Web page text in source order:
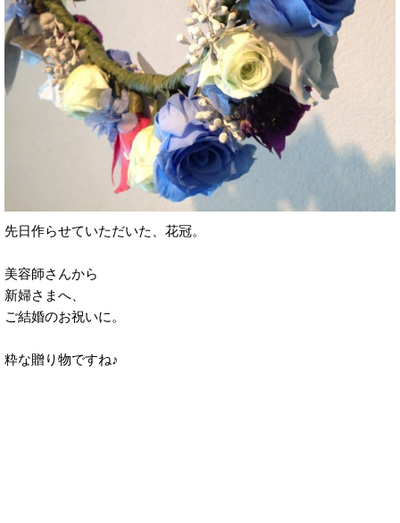
先日作らせていただいた、花冠。
美容師さんから
新婦さまへ、
ご結婚のお祝いに。
粋な贈り物ですね♪